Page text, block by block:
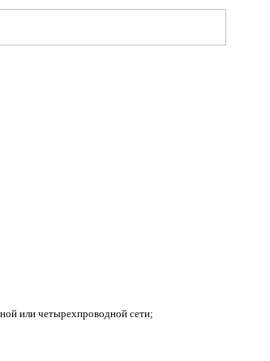
или четырехпроводной сети;